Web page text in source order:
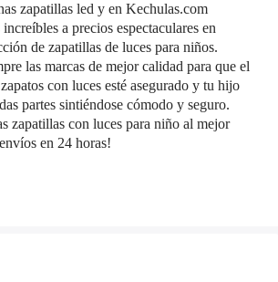
zapatillas led y en Kechulas.com
a precios espectaculares en
de zapatillas de luces para niños.
las marcas de mejor calidad para que el
con luces esté asegurado y tu hijo
partes sintiéndose cómodo y seguro.
zapatillas con luces para niño al mejor
en 24 horas!